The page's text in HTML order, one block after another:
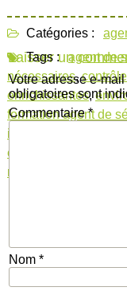
Catégories :
Tags : agent de
nécessaires,
enrichissantes,
formation agent de
intervention incidents
carrière
rémunératrices
Laisser un
Votre adresse e-
obligatoires sont
Commentaire*
Nom *